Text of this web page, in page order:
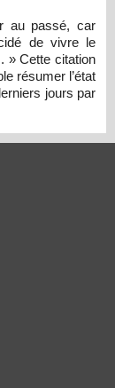
au passé, car
de vivre le
» Cette citation
résumer l’état
jours par